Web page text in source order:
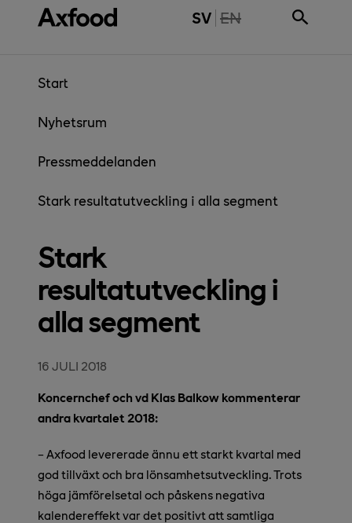
Gå direkt till innehåll SV THE PAGE IS NOT
EN
Start
Nyhetsrum
Pressmeddelanden
Stark resultatutveckling i alla segment
Stark
resultatutveckling i
alla segment
16 JULI 2018
Koncernchef och vd Klas Balkow kommenterar
andra kvartalet 2018:
− Axfood levererade ännu ett starkt kvartal med
god tillväxt och bra lönsamhetsutveckling. Trots
höga jämförelsetal och påskens negativa
kalendereffekt var det positivt att samtliga